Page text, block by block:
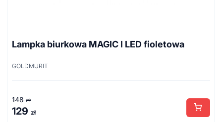
Lampka biurkowa MAGIC I LED fioletowa
GOLDMURIT
148zł
Pierwotna
129 zł
Aktualna